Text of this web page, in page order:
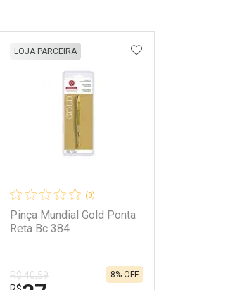
AOS FAVORITOS
(0)
Pinça Mundial Gold Ponta
Reta Bc 384
LOJA PARCEIRA
R$ 40,59
8% OFF
ADICIONAR AOS